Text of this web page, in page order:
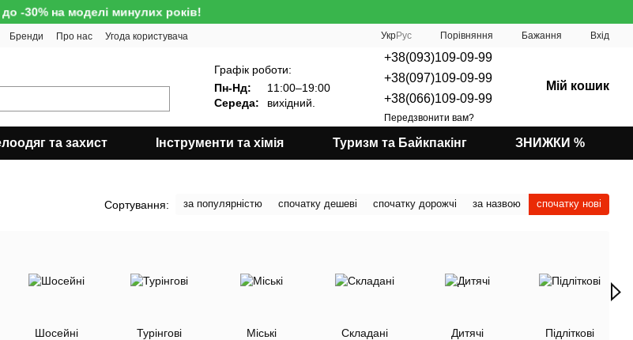
до -30% на моделі минулих років!
Бренди Про нас Угода користувача УкрРус Порівняння Бажання Вхід
Графік роботи:
Пн-Нд:
11:00–19:00
Середа:
вихідний.
+38(093)109-09-99
+38(097)109-09-99
+38(066)109-09-99
Передзвонити вам?
Мій кошик
та захист Інструменти та хімія Туризм та Байкпакінг ЗНИЖКИ %
Сортування: за популярністю спочатку дешеві спочатку дорожчі за назвою спочатку нові
Шосейні Турінгові Міські Складані Дитячі Підліткові